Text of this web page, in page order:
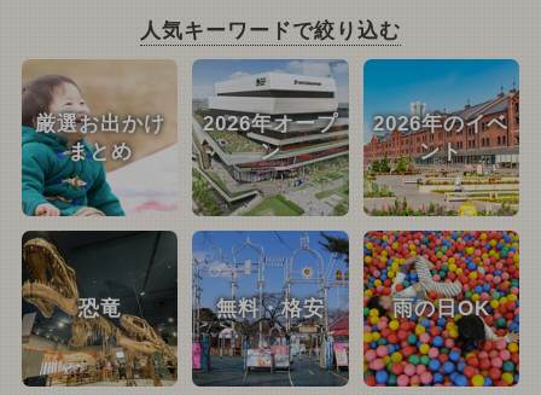
人気キーワードで絞り込む
厳選お出かけ
まとめ
2026年オープ
ン
2026年のイベ
ント
恐竜 無料・格安 雨の日OK